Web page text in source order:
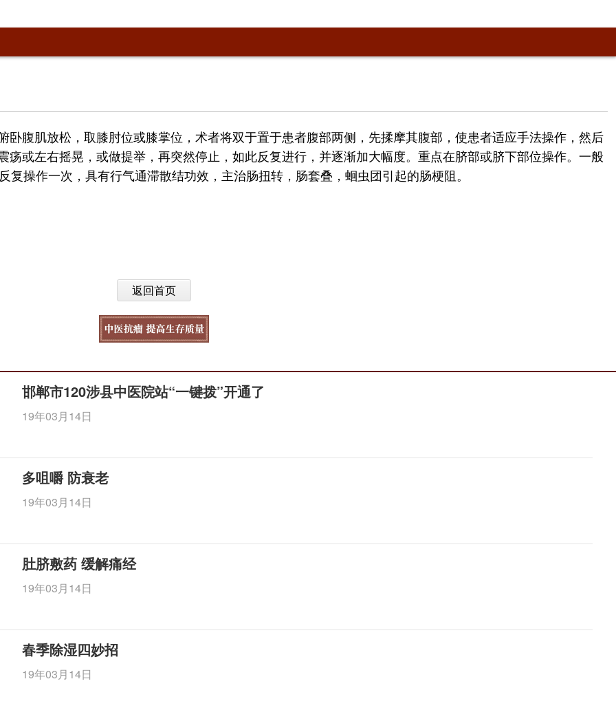
卧腹肌放松，取膝肘位或膝掌位，术者将双于置于患者腹部两侧，先揉摩其腹部，使患者适应手法操作，然后
或左右摇晃，或做提举，再突然停止，如此反复进行，并逐渐加大幅度。重点在脐部或脐下部位操作。一般
操作一次，具有行气通滞散结功效，主治肠扭转，肠套叠，蛔虫团引起的肠梗阻。
返回首页
邯郸市120涉县中医院站“一键拨”开通了
19年03月14日
多咀嚼 防衰老
19年03月14日
肚脐敷药 缓解痛经
19年03月14日
春季除湿四妙招
19年03月14日